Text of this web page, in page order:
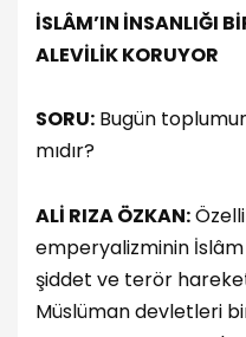
İSLÂM’IN İNSANLIĞI
ALEVİLİK KORUYOR
SORU: Bugün
mıdır?
ALİ RIZA ÖZKAN:
emperyalizminin
şiddet ve terör
Müslüman devletleri